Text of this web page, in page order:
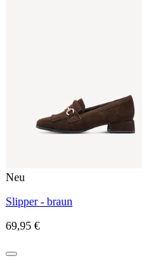
Neu
Slipper - braun
69,95 €